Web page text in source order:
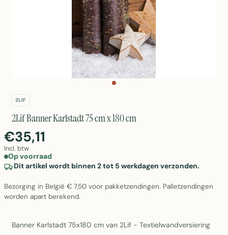
2LIF
2Lif Banner Karlstadt 75 cm x 180 cm
€35,11
Incl. btw
Op voorraad
Dit artikel wordt binnen 2 tot 5 werkdagen verzonden.
Bezorging in België € 7,50 voor pakketzendingen. Palletzendingen
worden apart berekend.
Banner Karlstadt 75x180 cm van 2Lif - Textielwandversiering